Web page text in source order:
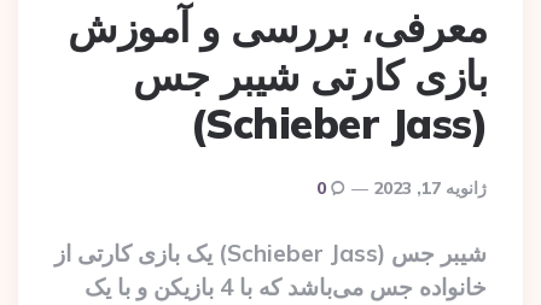
معرفی، بررسی و آموزش
بازی کارتی شیبر جس
(Schieber Jass)
ژانویه 17, 2023 0
شیبر جس (Schieber Jass) یک بازی کارتی از
خانواده جس می‌باشد که با 4 بازیکن و با یک